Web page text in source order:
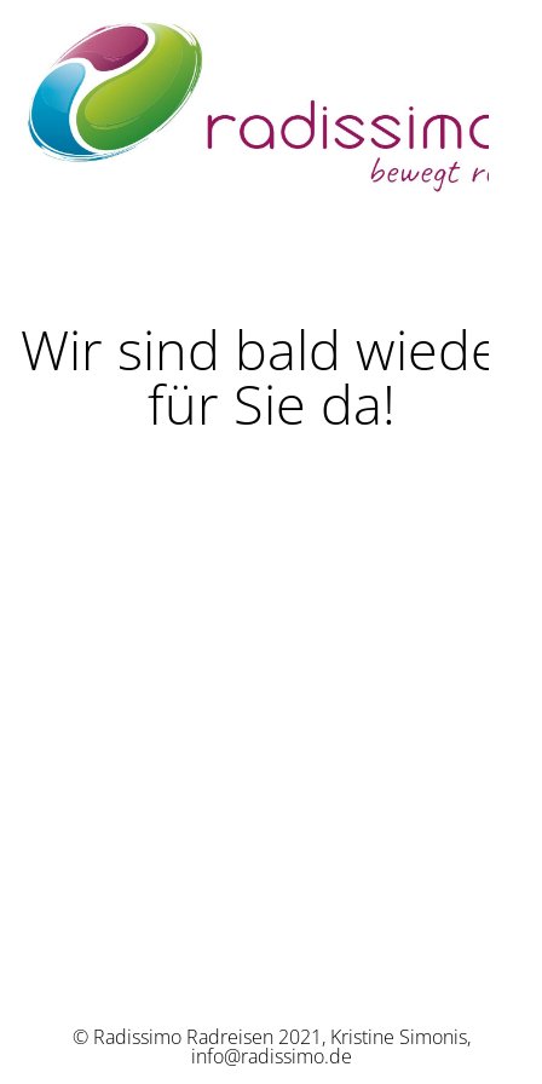
Wir sind bald wieder
für Sie da!
© Radissimo Radreisen 2021, Kristine Simonis,
info@radissimo.de